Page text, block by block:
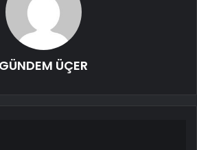
GÜNDEM ÜÇER